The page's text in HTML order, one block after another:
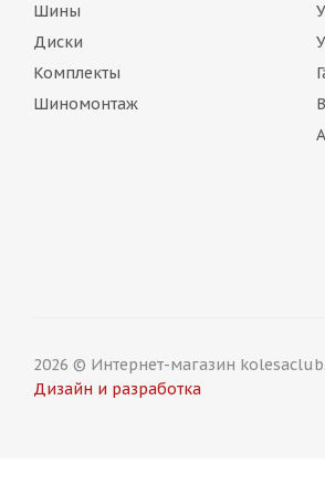
Шины
Диски
Комплекты
Шиномонтаж
2026 © Интернет-магазин
Дизайн и разработка